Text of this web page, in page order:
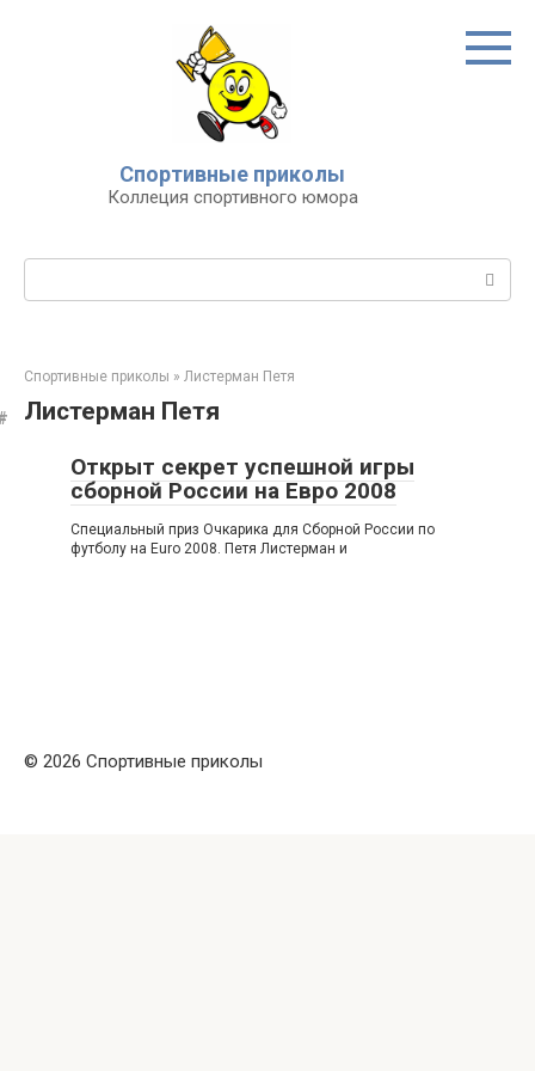
Спортивные приколы
Коллеция спортивного юмора
Спортивные приколы » Листерман Петя
Листерман Петя
Открыт секрет успешной игры
сборной России на Евро 2008
Cпециальный приз Очкарика для Сборной России по
футболу на Euro 2008. Петя Листерман и
© 2026 Спортивные приколы